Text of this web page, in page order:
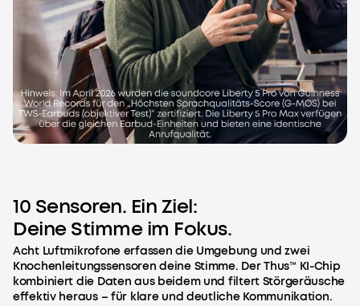
10 Sensoren. Ein Ziel:
Deine Stimme im Fokus.
Acht Luftmikrofone erfassen die Umgebung und zwei
Knochenleitungssensoren deine Stimme. Der Thus™ KI-Chip
kombiniert die Daten aus beidem und filtert Störgeräusche
effektiv heraus – für klare und deutliche Kommunikation.